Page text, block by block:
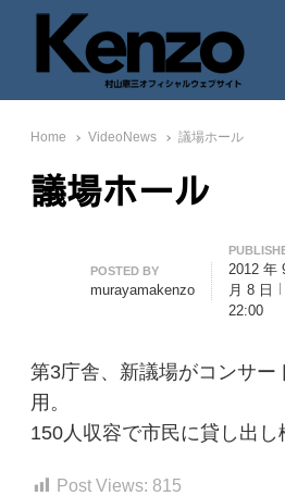
七転八起 – 村山憲三
村山憲三ウェブサイト
Home VideoNews 議場ホール
議場ホール
Author
POSTED BY
murayamakenzo
2012 年
月 8 日
22:00
第3庁舎、新議場がコンサー
用。
150人収容で市民に貸し出し
Post Views: 815